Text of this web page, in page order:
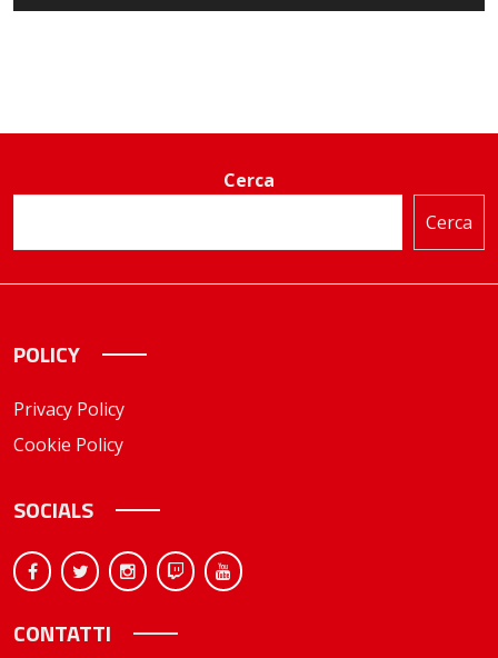
Cerca
Cerca
POLICY
Privacy Policy
Cookie Policy
SOCIALS
CONTATTI